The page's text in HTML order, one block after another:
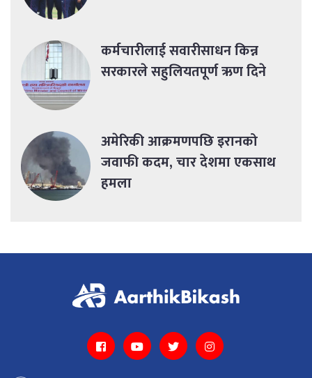
कर्मचारीलाई सवारीसाधन किन्न
सरकारले सहुलियतपूर्ण ऋण दिने
अमेरिकी आक्रमणपछि इरानको
जवाफी कदम, चार देशमा एकसाथ
हमला